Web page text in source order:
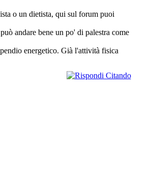
o un dietista, qui sul forum puoi
andare bene un po' di palestra come
energetico. Già l'attività fisica